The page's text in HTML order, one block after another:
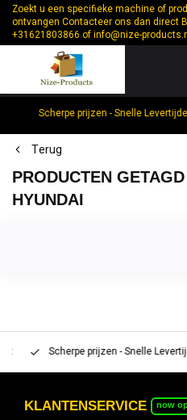
Zoekt u een specifieke machine of
ontvangen Contacteer ons dan direct
+31621803866 ofinfo@nize-
Scherpe prijzen - Snelle Levertijden
Terug
PRODUCTEN
HYUNDAI
Scherpe prijzen - Snelle
KLANTENSERVICE now